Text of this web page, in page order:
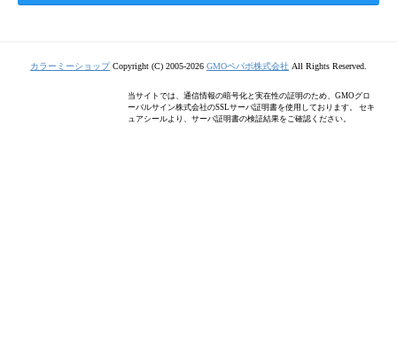
カラーミーショップCopyright (C) 2005-2026 GMOペパボ株式会社 All Rights Reserved.
当サイトでは、通信情報の暗号化と実在性の証明のため、GMOグロ
ーバルサイン株式会社のSSLサーバ証明書を使用しております。 セキ
ュアシールより、サーバ証明書の検証結果をご確認ください。